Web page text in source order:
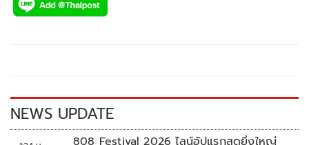
e
k
tt p
k
NEWS UPDATE
808 Festival 2026 ไลน์อัปแรกสุดยิ่งใหญ่